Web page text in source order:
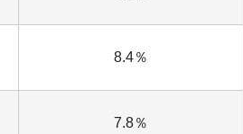
8.4％
7.8％